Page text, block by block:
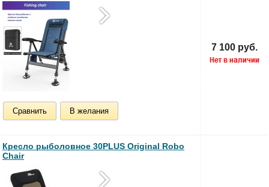
Сравнить В желания
7 100 руб.
Кресло рыболовное 30PLUS Original Robo
Chair